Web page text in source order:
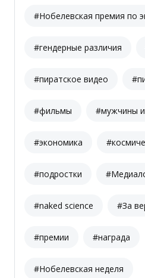
#Нобелевская премия по
#гендерные различия
#пиратское видео
#фильмы #мужчины
#экономика
#подростки
#naked science #За
#премии #награда
#Нобелевская неделя